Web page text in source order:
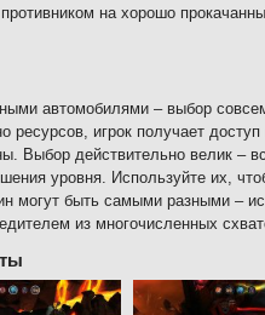
на хорошо
автомобилями – выбор
ресурсов, игрок получает
Выбор действительно велик –
уровня. Используйте их,
могут быть самыми разными –
из многочисленных